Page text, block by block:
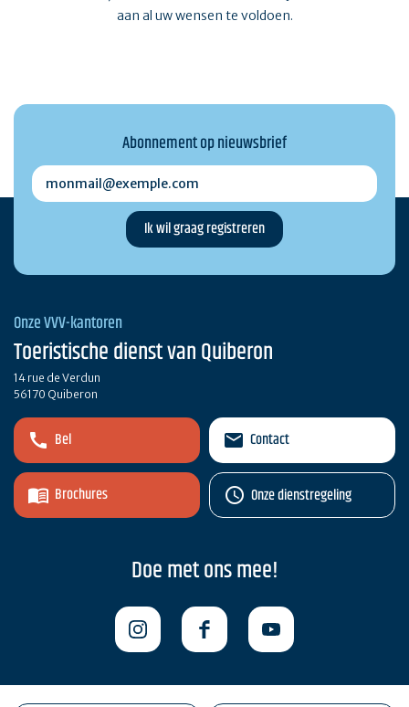
aan al uw wensen te voldoen.
Abonnement op nieuwsbrief
monmail@exemple.com
Onze VVV-kantoren
Toeristische dienst van Quiberon
14 rue de Verdun
56170 Quiberon
Bel
Brochures
Contact
Onze dienstregeling
Doe met ons mee!